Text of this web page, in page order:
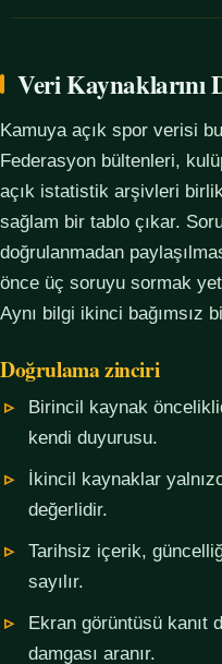
Veri
Kamuya açık spor verisi
Federasyon bültenleri,
açık istatistik arşivleri
sağlam bir tablo çıkar.
doğrulanmadan
önce üç soruyu sormak
Aynı bilgi ikinci bağımsız
Doğrulama zinciri
Birincil kaynak
kendi duyurusu.
İkincil kaynaklar
değerlidir.
Tarihsiz içerik,
sayılır.
Ekran görüntüsü kanıt
damgası aranır.